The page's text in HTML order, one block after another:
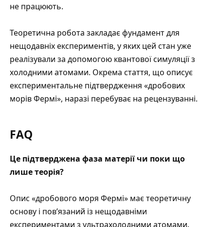
не працюють.
Теоретична робота закладає фундамент для
нещодавніх експериментів, у яких цей стан уже
реалізували за допомогою квантової симуляції з
холодними атомами. Окрема стаття, що описує
експериментальне підтвердження «дробових
морів Фермі», наразі перебуває на рецензуванні.
FAQ
Це підтверджена фаза матерії чи поки що
лише теорія?
Опис «дробового моря Фермі» має теоретичну
основу і пов’язаний із нещодавніми
експериментами з ультрахолодними атомами.